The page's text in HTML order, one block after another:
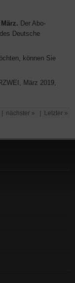
Der Abo-
Deutsche
können Sie
März 2019,
nächster » Letzter »